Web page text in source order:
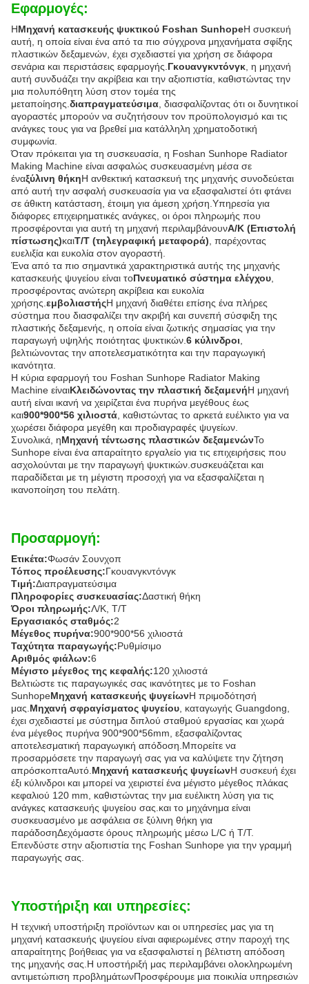
Εφαρμογές:
ΗΜηχανή κατασκευής ψυκτικού Foshan SunhopeΗ συσκευή
αυτή, η οποία είναι ένα από τα πιο σύγχρονα μηχανήματα σφίξης
πλαστικών δεξαμενών, έχει σχεδιαστεί για χρήση σε διάφορα
σενάρια και περιστάσεις εφαρμογής. Γκουανγκντόνγκ , η μηχανή
αυτή συνδυάζει την ακρίβεια και την αξιοπιστία, καθιστώντας την
μια πολυπόθητη λύση στον τομέα της
μεταποίησης. διαπραγματεύσιμα , διασφαλίζοντας ότι οι δυνητικοί
αγοραστές μπορούν να συζητήσουν τον προϋπολογισμό και τις
ανάγκες τους για να βρεθεί μια κατάλληλη χρηματοδοτική
συμφωνία.
Όταν πρόκειται για τη συσκευασία, η Foshan Sunhope Radiator
Making Machine είναι ασφαλώς συσκευασμένη μέσα σε
έναξύλινη θήκηΗ ανθεκτική κατασκευή της μηχανής συνοδεύεται
από αυτή την ασφαλή συσκευασία για να εξασφαλιστεί ότι φτάνει
σε άθικτη κατάσταση, έτοιμη για άμεση χρήση.Υπηρεσία για
διάφορες επιχειρηματικές ανάγκες, οι όροι πληρωμής που
προσφέρονται για αυτή τη μηχανή περιλαμβάνουνΑ/Κ (Επιστολή
πίστωσης)καιΤ/Τ (τηλεγραφική μεταφορά) , παρέχοντας
ευελιξία και ευκολία στον αγοραστή.
Ένα από τα πιο σημαντικά χαρακτηριστικά αυτής της μηχανής
κατασκευής ψυγείου είναι τοΠνευματικό σύστημα ελέγχου
προσφέροντας ανώτερη ακρίβεια και ευκολία
χρήσης. εμβολιαστήςΗ μηχανή διαθέτει επίσης ένα πλήρες
σύστημα που διασφαλίζει την ακριβή και συνεπή σύσφιξη της
πλαστικής δεξαμενής, η οποία είναι ζωτικής σημασίας για την
παραγωγή υψηλής ποιότητας ψυκτικών. 6 κύλινδροι
βελτιώνοντας την αποτελεσματικότητα και την παραγωγική
ικανότητα.
Η κύρια εφαρμογή του Foshan Sunhope Radiator Making
Machine είναιΚλειδώνοντας την πλαστική δεξαμενήΗ μηχανή
αυτή είναι ικανή να χειρίζεται ένα πυρήνα μεγέθους έως
και900*900*56 χιλιοστά , καθιστώντας το αρκετά ευέλικτο για να
χωρέσει διάφορα μεγέθη και προδιαγραφές ψυγείων.
Συνολικά, ηΜηχανή τέντωσης πλαστικών δεξαμενώνΤο
Sunhope είναι ένα απαραίτητο εργαλείο για τις επιχειρήσεις που
ασχολούνται με την παραγωγή ψυκτικών.συσκευάζεται και
παραδίδεται με τη μέγιστη προσοχή για να εξασφαλίζεται η
ικανοποίηση του πελάτη.
Προσαρμογή:
Ετικέτα:Φωσάν Σουνχοπ
Τόπος προέλευσης:Γκουανγκντόνγκ
Τιμή:Διαπραγματεύσιμα
Πληροφορίες συσκευασίας:Δαστική θήκη
Όροι πληρωμής:Λ/Κ, Τ/Τ
Εργασιακός σταθμός:2
Μέγεθος πυρήνα:900*900*56 χιλιοστά
Ταχύτητα παραγωγής:Ρυθμίσιμο
Αριθμός φιάλων:6
Μέγιστο μέγεθος της κεφαλής:120 χιλιοστά
Βελτιώστε τις παραγωγικές σας ικανότητες με το Foshan
SunhopeΜηχανή κατασκευής ψυγείωνΗ πριμοδότησή
μας. Μηχανή σφραγίσματος ψυγείου , καταγωγής Guangdong,
έχει σχεδιαστεί με σύστημα διπλού σταθμού εργασίας και χωρά
ένα μέγεθος πυρήνα 900*900*56mm, εξασφαλίζοντας
αποτελεσματική παραγωγική απόδοση.Μπορείτε να
προσαρμόσετε την παραγωγή σας για να καλύψετε την ζήτηση
απρόσκοπταΑυτό. Μηχανή κατασκευής ψυγείωνΗ συσκευή έχει
έξι κύλινδροι και μπορεί να χειριστεί ένα μέγιστο μέγεθος πλάκας
κεφαλιού 120 mm, καθιστώντας την μια ευέλικτη λύση για τις
ανάγκες κατασκευής ψυγείου σας.και το μηχάνημα είναι
συσκευασμένο με ασφάλεια σε ξύλινη θήκη για
παράδοσηΔεχόμαστε όρους πληρωμής μέσω L/C ή T/T.
Επενδύστε στην αξιοπιστία της Foshan Sunhope για την γραμμή
παραγωγής σας.
Υποστήριξη και υπηρεσίες:
Η τεχνική υποστήριξη προϊόντων και οι υπηρεσίες μας για τη
μηχανή κατασκευής ψυγείου είναι αφιερωμένες στην παροχή της
απαραίτητης βοήθειας για να εξασφαλιστεί η βέλτιστη απόδοση
της μηχανής σας.Η υποστήριξή μας περιλαμβάνει ολοκληρωμένη
αντιμετώπιση προβλημάτωνΠροσφέρουμε μια ποικιλία υπηρεσιών